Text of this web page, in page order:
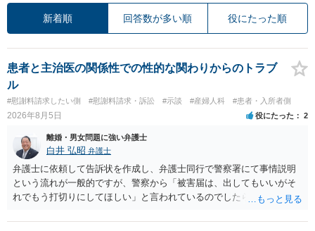
新着順 回答数が多い順 役にたった順
患者と主治医の関係性での性的な関わりからのトラブ
ル
#慰謝料請求したい側 #慰謝料請求・訴訟 #示談 #産婦人科 #患者・入所者側
2026年8月5日 役にたった 2
離婚・男女問題に強い弁護士
白井 弘昭 弁護士
弁護士に依頼して告訴状を作成し、弁護士同行で警察署にて事情説明
という流れが一般的ですが、警察から「被害届は、出してもいいがそ
れでもう打切りにしてほしい」と言われているのでしたら、あまり結
検察庁に訴えるのもありかもしれないですが、実際に捜査をするの